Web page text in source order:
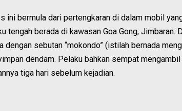
ini bermula dari pertengkaran di dalam mobil
tengah berada di kawasan Goa Gong, Jimbaran.
dengan sebutan “mokondo” (istilah bernada
dendam. Pelaku bahkan sempat
tiga hari sebelum kejadian.